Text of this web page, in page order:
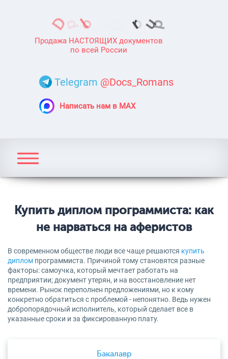
Продажа НАСТОЯЩИХ документов
по всей России
Telegram @Docs_Romans
Написать нам в MAX
Купить диплом программиста: как
не нарваться на аферистов
В современном обществе люди все чаще решаются купить
диплом программиста. Причиной тому становятся разные
факторы: самоучка, который мечтает работать на
предприятии; документ утерян, и на восстановление нет
времени. Рынок переполнен предложениями, но к кому
конкретно обратиться с проблемой - непонятно. Ведь нужен
добропорядочный исполнитель, который сделает все в
указанные сроки и за фиксированную плату.
Бакалавр